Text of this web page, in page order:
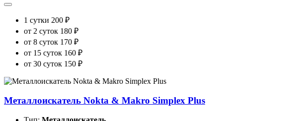
1 сутки 200 ₽
от 2 суток 180 ₽
от 8 суток 170 ₽
от 15 суток 160 ₽
от 30 суток 150 ₽
Металлоискатель Nokta & Makro Simplex Plus